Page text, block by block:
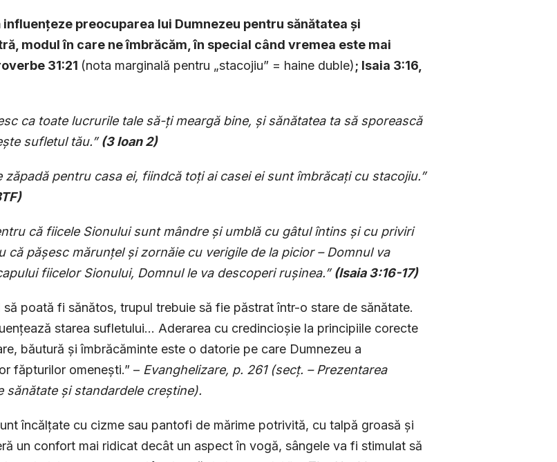
influențeze preocuparea lui Dumnezeu pentru sănătatea și
modul în care ne îmbrăcăm, în special când vremea este mai
31:21 (nota marginală pentru „stacojiu” = haine duble); Isaia 3:16,
ca toate lucrurile tale să-ți meargă bine, și sănătatea ta să sporească
sufletul tău.”(3 Ioan 2)
zăpadă pentru casa ei, fiindcă toți ai casei ei sunt îmbrăcați cu stacojiu.”
că fiicele Sionului sunt mândre și umblă cu gâtul întins și cu priviri
că pășesc mărunțel și zornăie cu verigile de la picior – Domnul va
fiicelor Sionului, Domnul le va descoperi rușinea.”(Isaia 3:16-17)
să poată fi sănătos, trupul trebuie să fie păstrat într-o stare de sănătate.
starea sufletului… Aderarea cu credincioșie la principiile corecte
băutură și îmbrăcăminte este o datorie pe care Dumnezeu a
făpturilor omenești.” – Evanghelizare, p. 261 (secț. – Prezentarea
sănătate și standardele creștine).
încălțate cu cizme sau pantofi de mărime potrivită, cu talpă groasă și
un confort mai ridicat decât un aspect în vogă, sângele va fi stimulat să